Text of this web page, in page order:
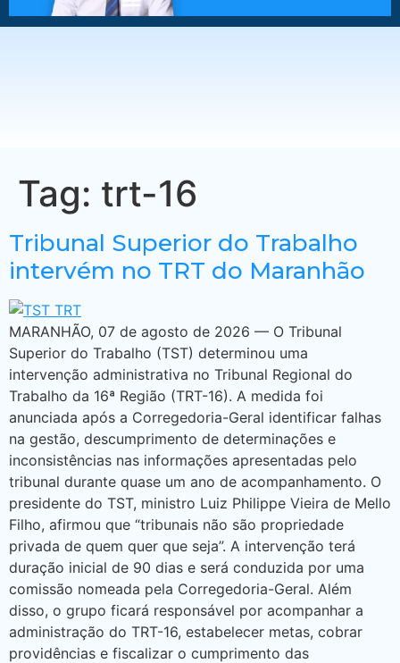
Tag: trt-16
Tribunal Superior do Trabalho
intervém no TRT do Maranhão
MARANHÃO, 07 de agosto de 2026 — O Tribunal
Superior do Trabalho (TST) determinou uma
intervenção administrativa no Tribunal Regional do
Trabalho da 16ª Região (TRT-16). A medida foi
anunciada após a Corregedoria-Geral identificar falhas
na gestão, descumprimento de determinações e
inconsistências nas informações apresentadas pelo
tribunal durante quase um ano de acompanhamento. O
presidente do TST, ministro Luiz Philippe Vieira de Mello
Filho, afirmou que “tribunais não são propriedade
privada de quem quer que seja”. A intervenção terá
duração inicial de 90 dias e será conduzida por uma
comissão nomeada pela Corregedoria-Geral. Além
disso, o grupo ficará responsável por acompanhar a
administração do TRT-16, estabelecer metas, cobrar
providências e fiscalizar o cumprimento das